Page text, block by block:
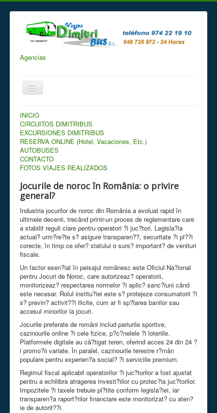
Agencias
Está aquí:
INICIO
CIRCUITOS DIMITRIBUS
EXCURSIONES DIMITRIBUS
RESERVA ONLINE (Hotel, Vacaciones, Etc.)
AUTOBUSES
CONTACTO
FOTOS VIAJES REALIZADOS
Jocurile de noroc în România: o privire
general?
Industria jocurilor de noroc din România a evoluat rapid în
ultimele decenii, trecând printr-un proces de reglementare care
a stabilit reguli clare pentru operatori ?i juc?tori. Legisla?ia
actual? urm?re?te s? asigure transparen??, securitate ?i pl??i
corecte, în timp ce ofer? statului o surs? important? de venituri
fiscale.
Un factor esen?ial în peisajul românesc este Oficiul Na?ional
pentru Jocuri de Noroc, care autorizeaz? operatorii,
monitorizeaz? respectarea normelor ?i aplic? sanc?iuni când
este necesar. Rolul institu?iei este s? protejeze consumatorii ?i
s? previn? activit??i ilicite, cum ar fi sp?larea banilor sau
accesul minorilor la jocuri.
Jocurile preferate de români includ pariurile sportive,
cazinourile online ?i cele fizice, p?c?nelele ?i loteriile.
Platformele digitale au câ?tigat teren, oferind acces 24 din 24 ?
i promo?ii variate. În paralel, cazinourile terestre r?mân
populare pentru experien?a social? ?i serviciile premium.
Regimul fiscal aplicabil operatorilor ?i juc?torilor a fost ajustat
pentru a echilibra atragerea investi?iilor cu protec?ia juc?torilor.
Impozitele ?i taxele trebuie pl?tite conform legisla?iei, iar
transparen?a raport?rilor financiare este monitorizat? cu aten?
ie de autorit??i.